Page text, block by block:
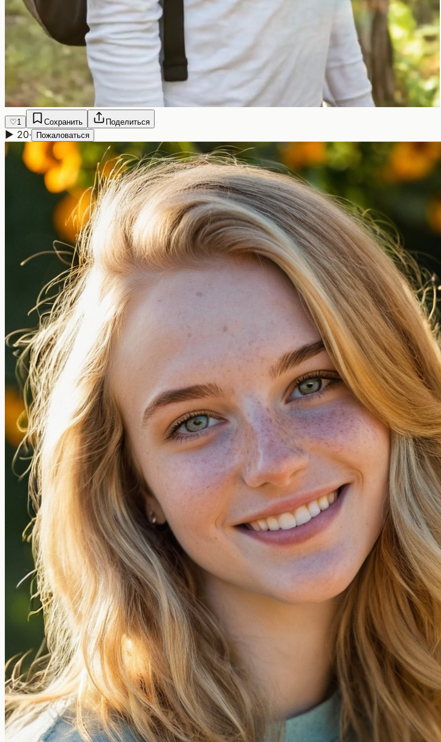
♡1 Сохранить Поделиться
▶ 20· Пожаловаться